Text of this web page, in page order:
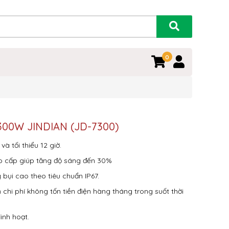
0
JINDIAN (JD-7300)
tối thiểu 12 giờ.
cấp giúp tăng độ sáng đến 30%
cao theo tiêu chuẩn IP67.
chi phí không tốn tiền điện hàng tháng trong suốt thời
hoạt.